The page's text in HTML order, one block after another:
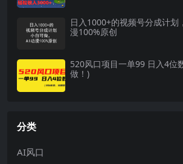
日入1000+的视频号分成计划
漫100%原创
520风口项目一单99 日入4位
做！)
分类
AI风口